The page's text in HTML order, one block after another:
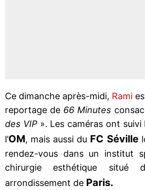
Ce dimanche après-midi, Rami
reportage de 66 Minutes
des VIP ». Les caméras ont suivi
l’OM, mais aussi du FC Séville
rendez-vous dans un institut
chirurgie esthétique situé
arrondissement de Paris.